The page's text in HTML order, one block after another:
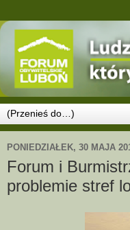
PONIEDZIAŁEK, 30 MAJA
Forum i
problemie stref